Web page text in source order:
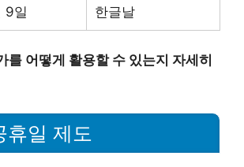
9일 한글날
를 어떻게 활용할 수 있는지 자세히
휴일 제도